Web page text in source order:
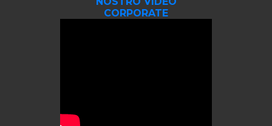
CORPORATE